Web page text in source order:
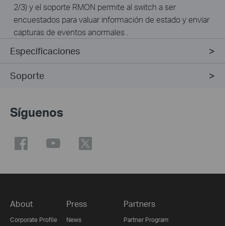
2/3) y el soporte RMON permite al switch a ser
encuestados para valuar información de estado y enviar
capturas de eventos anormales .
Especificaciones
Soporte
Síguenos
About
Corporate Profile
Press
News
Partners
Partner Program